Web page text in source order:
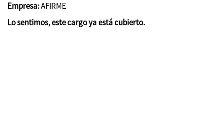
Empresa:AFIRME
Lo sentimos, este cargo ya está cubierto.